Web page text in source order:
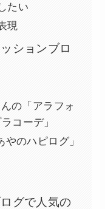
たい
現
ションブロ
の「アラフォ
コーデ」
のハピログ」
グで人気の